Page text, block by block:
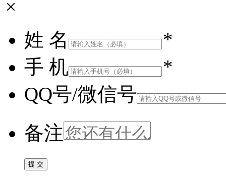
×
姓 名
*
手 机
*
QQ号/微信号
备注